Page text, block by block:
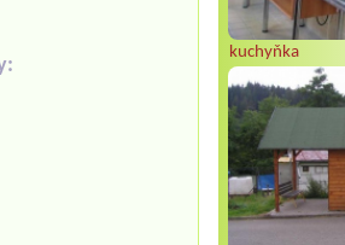
kuchyňka